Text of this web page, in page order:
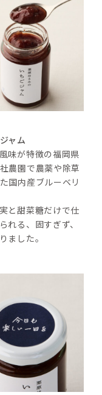
ャム
味が特徴の福岡県
農園で農薬や除草
国内産ブルーベリ
と甜菜糖だけで仕
れる、固すぎず、
ました。